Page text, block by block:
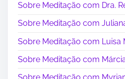
Sobre Meditação com Dra.
Sobre Meditação com
Sobre Meditação com Luisa
Sobre Meditação com